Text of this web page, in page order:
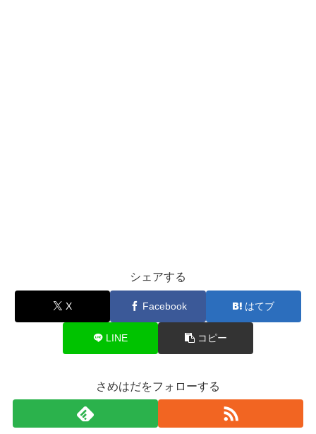
シェアする
X Facebook はてブ
LINE コピー
さめはだをフォローする